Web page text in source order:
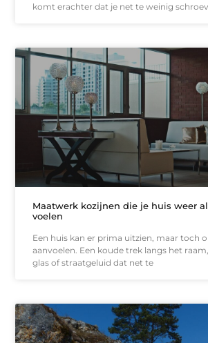
komt erachter dat je net te weinig
Maatwerk kozijnen die je huis weer
voelen
Een huis kan er prima uitzien, maar toch
aanvoelen. Een koude trek langs het
glas of straatgeluid dat net te